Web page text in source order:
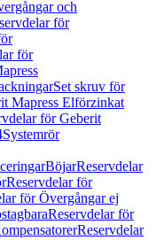
och
för
för
Set skruv för
Mapress Elförzinkat
för Geberit
Systemrör
BöjarReservdelar
Reservdelar för
för Övergångar ej
Reservdelar för
Reservdelar